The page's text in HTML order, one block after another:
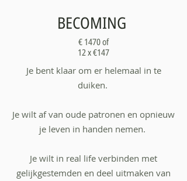
BECOMING
€ 1470 of
12 x €147
Je bent klaar om er helemaal in te
duiken.
Je wilt af van oude patronen en opnieuw
je leven in handen nemen.
Je wilt in real life verbinden met
gelijkgestemden en deel uitmaken van